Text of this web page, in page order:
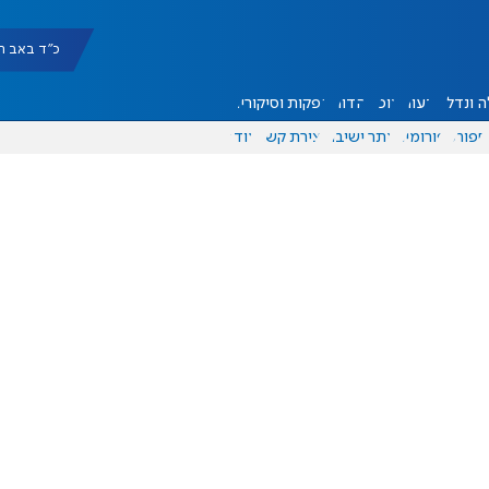
כ"ד באב תשפ"ו
ונדל"ן דעות אוכל יהדות הפקות וסיקורים
ספורט פורומים אתר ישיבה יצירת קשר עוד